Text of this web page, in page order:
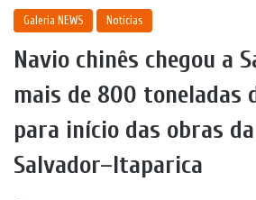
Galeria NEWS Notícias
Navio chinês chegou a
mais de 800 toneladas
para início das obras
Salvador–Itaparica